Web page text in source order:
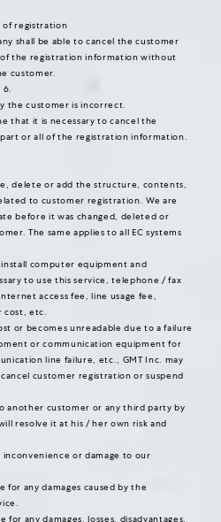
of registration
shall be able to cancel the customer
the registration information without
customer.
6.
the customer is incorrect.
that it is necessary to cancel the
or all of the registration information.
delete or add the structure, contents,
to customer registration. We are
before it was changed, deleted or
The same applies to all EC systems
computer equipment and
to use this service, telephone / fax
access fee, line usage fee,
cost, etc.
or becomes unreadable due to a failure
or communication equipment for
line failure, etc., GMT Inc. may
customer registration or suspend
another customer or any third party by
resolve it at his / her own risk and
inconvenience or damage to our
for any damages caused by the
for any damages, losses, disadvantages,